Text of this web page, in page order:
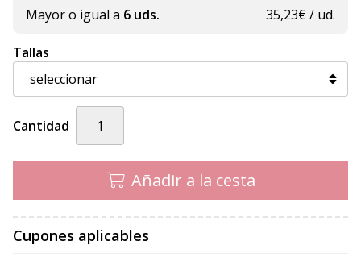
Mayor o igual a 6 uds. 35,23€ / ud.
Tallas
Cantidad
Añadir a la cesta
Cupones aplicables